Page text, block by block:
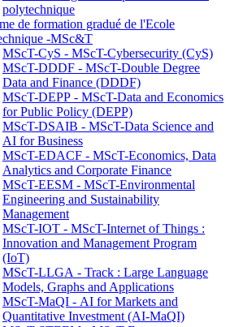
polytechnique
de formation gradué de l'Ecole
-MSc&T
MScT-CyS - MScT-Cybersecurity (CyS)
MScT-DDDF - MScT-Double Degree
Data and Finance (DDDF)
MScT-DEPP - MScT-Data and Economics
for Public Policy (DEPP)
MScT-DSAIB - MScT-Data Science and
AI for Business
MScT-EDACF - MScT-Economics, Data
Analytics and Corporate Finance
MScT-EESM - MScT-Environmental
Engineering and Sustainability
Management
MScT-IOT - MScT-Internet of Things :
Innovation and Management Program
(IoT)
MScT-LLGA - Track : Large Language
Models, Graphs and Applications
MScT-MaQI - AI for Markets and
Quantitative Investment (AI-MaQI)